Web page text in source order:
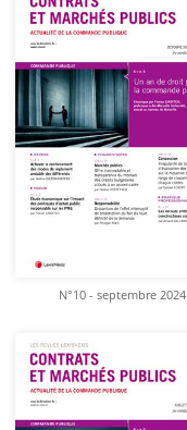
N°10 - septembre 2024